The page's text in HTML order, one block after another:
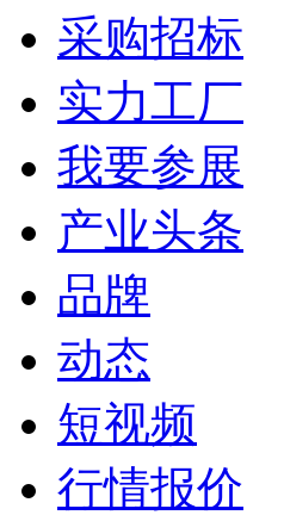
采购招标
实力工厂
我要参展
产业头条
品牌
动态
短视频
行情报价